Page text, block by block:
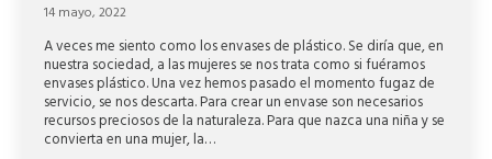
14 mayo, 2022
A veces me siento como los envases de plástico. Se diría que, en
nuestra sociedad, a las mujeres se nos trata como si fuéramos
envases plástico. Una vez hemos pasado el momento fugaz de
servicio, se nos descarta. Para crear un envase son necesarios
recursos preciosos de la naturaleza. Para que nazca una niña y se
convierta en una mujer, la…